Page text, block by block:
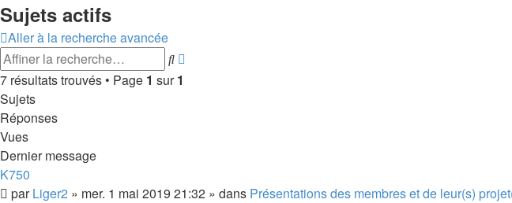
Sujets actifs
Aller à la recherche avancée
Rechercher
7 résultats trouvés • Page 1 sur1
Sujets
Réponses
Vues
Dernier message
K750
parLiger2 » mer. 1 mai 2019 21:32 » dans Présentations des membres et de leur(s)